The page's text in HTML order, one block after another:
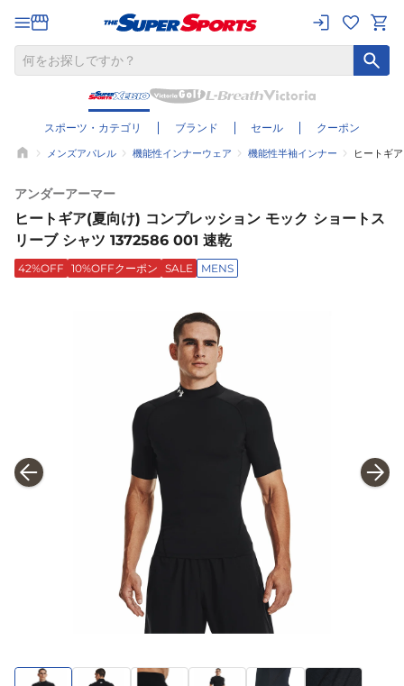
スポーツ・カテゴリ ブランド セール クーポン
メンズアパレル 機能性インナーウェア 機能性半袖インナー ヒートギ
アンダーアーマー
ヒートギア(夏向け) コンプレッション モック ショートス
リーブ シャツ 1372586 001 速乾
42%OFF 10%OFFクーポン SALE MENS